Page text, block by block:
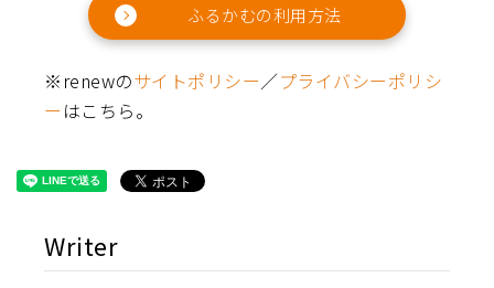
ふるかむの利用方法
※renewのサイトポリシー／プライバシーポリシ
ー はこちら。
Writer